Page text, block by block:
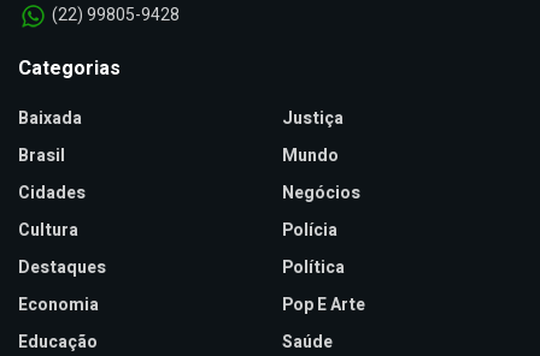
(22) 99805-9428
Categorias
Baixada
Brasil
Cidades
Cultura
Destaques
Economia
Educação
Justiça
Mundo
Negócios
Polícia
Política
Pop E Arte
Saúde